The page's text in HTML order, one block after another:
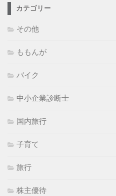
カテゴリー
その他
ももんが
バイク
中小企業診断士
国内旅行
子育て
旅行
株主優待